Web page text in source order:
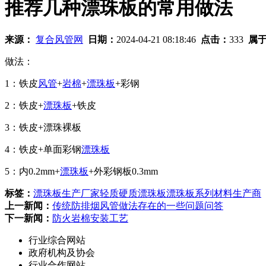
推荐几种漂珠板的常用做法
来源： 复合风管网 日期： 2024-04-21 08:18:46 点击： 333 属
做法：
1：铁皮风管+岩棉+漂珠板+彩钢
2：铁皮+漂珠板+铁皮
3：铁皮+漂珠裸板
4：铁皮+单面彩钢漂珠板
5：内0.2mm+漂珠板+外彩钢板0.3mm
标签： 漂珠板生产厂家轻质硬质漂珠板漂珠板系列材料生产商
上一新闻： 传统防排烟风管做法存在的一些问题问答
下一新闻： 防火岩棉安装工艺
行业综合网站
政府机构及协会